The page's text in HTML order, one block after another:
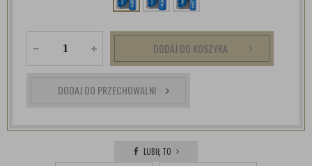
DODAJ DO KOSZYKA
DODAJ DO PRZECHOWALNI
LUBIĘ TO